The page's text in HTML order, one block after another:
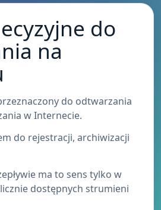
do
na
do odtwarzania
w Internecie.
do rejestracji, archiwizacji
ma to sens tylko w
dostępnych strumieni